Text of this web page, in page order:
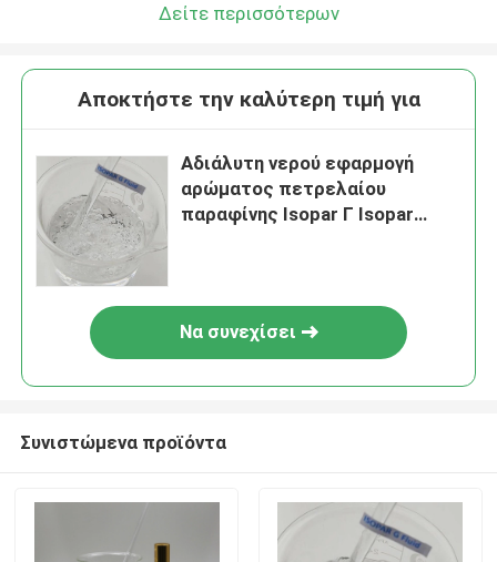
Δείτε περισσότερων
Αποκτήστε την καλύτερη τιμή για
Αδιάλυτη νερού εφαρμογή
αρώματος πετρελαίου
παραφίνης Isopar Γ Isopar
Να συνεχίσει
Συνιστώμενα προϊόντα